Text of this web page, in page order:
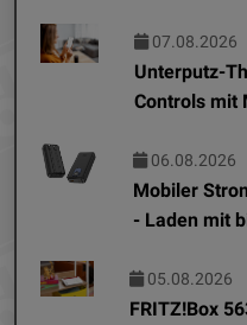
07.08.2026
Unterputz-
Controls mit
06.08.2026
Mobiler
- Laden mit
05.08.2026
FRITZ!Box